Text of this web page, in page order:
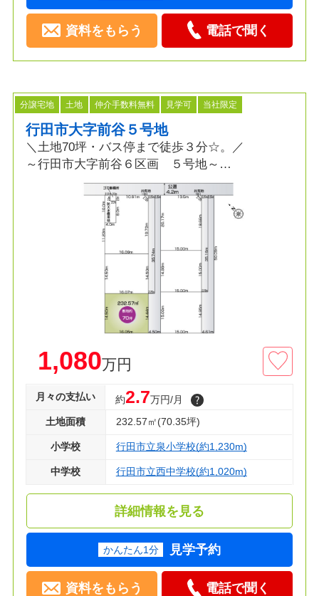
資料をもらう 電話で聞く
分譲宅地 土地 仲介手数料無料 見学可 当社限定
行田市大字前谷５号地
＼土地70坪・バス停まで徒歩３分☆。／
～行田市大字前谷６区画 ５号地～
≫ポイント
■土地広 敷地70坪
■本下水エリア
■ＪＲ高崎線利用エリア
■フルオーダー・セミオーダー可
□バス停 徒歩３分
□総合病院 徒歩７分
□ファミマ 徒歩11分
□ベイシア 徒歩12分
◇建築条件付き売地です♪
◇資料請求・見学のご予約等お気軽にお問い合わ
1,080万円
月々の支払い 約2.7万円/月
土地面積 232.57㎡(70.35坪)
小学校 行田市立泉小学校(約1,230m)
中学校 行田市立西中学校(約1,020m)
詳細情報を見る
かんたん1分 見学予約
資料をもらう 電話で聞く